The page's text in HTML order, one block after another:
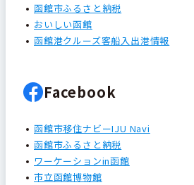
函館市ふるさと納税
おいしい函館
函館港クルーズ客船入出港情報
Facebook
函館市移住ナビーIJU Navi
函館市ふるさと納税
ワーケーションin函館
市立函館博物館